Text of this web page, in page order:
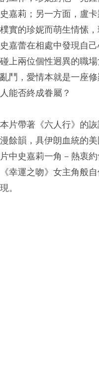
史嘉莉；另一方面，盧
樸實的珍妮而萌生情愫
史嘉蕾在相處中發現自
碰上兩位個性迥異的職
亂鬥，愛情本就是一座
人能否終成眷屬？
本片帶著《六人行》的
漫餘韻，具伊朗血統的
片中史嘉莉一角－熱衷
《幸運之吻》女主角般
現。